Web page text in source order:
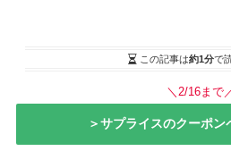
この記事は約1分で
＼2/16まで
＞サプライスのクーポン